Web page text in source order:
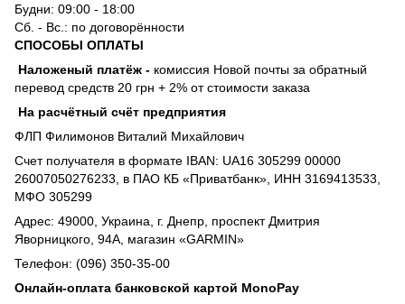
Будни: 09:00 - 18:00
Сб. - Вс.: по договорённости
СПОСОБЫ ОПЛАТЫ
Наложеный платёж - комиссия Новой почты за обратный
перевод средств 20 грн + 2% от стоимости заказа
На расчётный счёт предприятия
ФЛП Филимонов Виталий Михайлович
Счет получателя в формате IBAN: UA16 305299 00000
26007050276233, в ПАО КБ «Приватбанк», ИНН 3169413533,
МФО 305299
Адрес: 49000, Украина, г. Днепр, проспект Дмитрия
Яворницкого, 94А, магазин «GARMIN»
Телефон: (096) 350-35-00
Онлайн-оплата банковской картой MonoPay